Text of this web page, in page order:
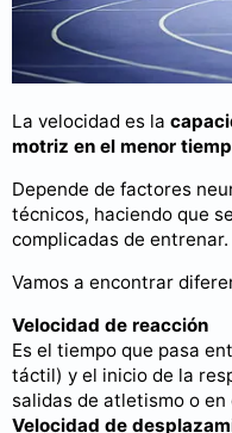
La velocidad es la
motriz en el menor
Depende de factores
técnicos, haciendo que
complicadas de entrenar.
Vamos a encontrar
Velocidad de reacción
Es el tiempo que pasa
táctil) y el inicio de la
salidas de atletismo o
Velocidad de